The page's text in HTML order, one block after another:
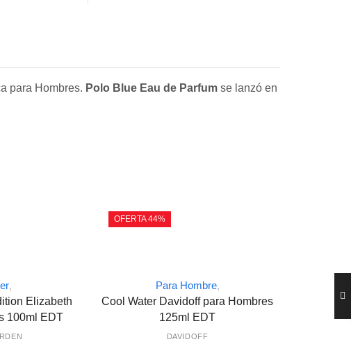
para Hombres. Polo Blue Eau de Parfum se lanzó en
,
Elizabeth
100ml EDT
OFERTA 44%
Para Hombre,
Cool Water Davidoff para Hombres
125ml EDT
DAVIDOFF
Giorgio